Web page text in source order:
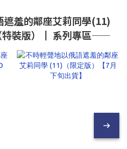
遮羞的鄰座艾莉同學(11)
裝版）┃ 系列專區――